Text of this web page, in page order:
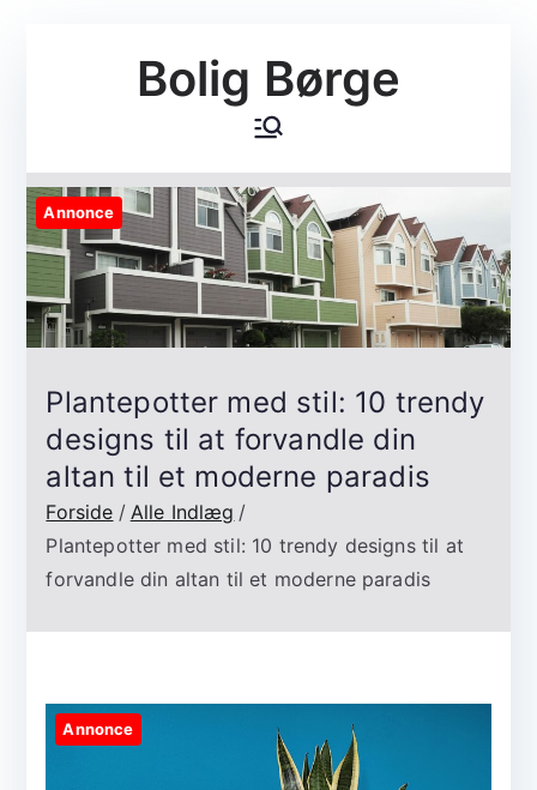
Bolig Børge
Annonce
Plantepotter med stil: 10 trendy
designs til at forvandle din
altan til et moderne paradis
Forside
Alle Indlæg
Plantepotter med stil: 10 trendy designs til at
forvandle din altan til et moderne paradis
Annonce